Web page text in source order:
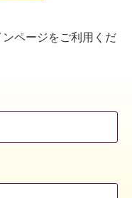
ページをご利用くだ